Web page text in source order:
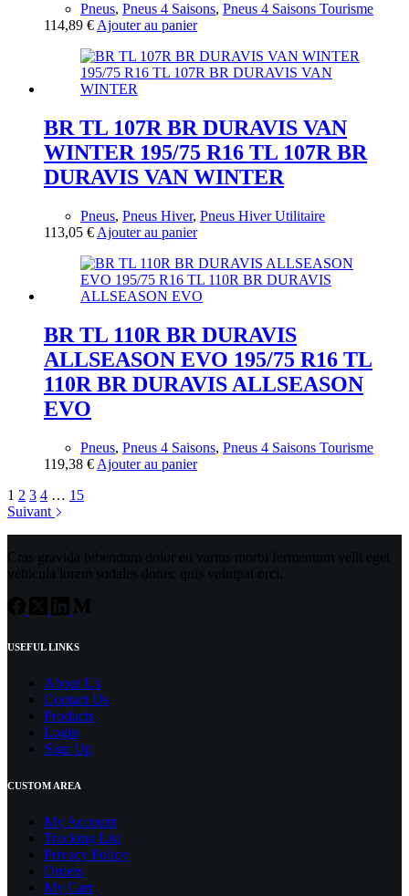
Pneus, Pneus 4 Saisons, Pneus 4 Saisons Tourisme
114,89 € Ajouter au panier
BR TL 107R BR DURAVIS VAN
WINTER 195/75 R16 TL 107R BR
DURAVIS VAN WINTER
Pneus, Pneus Hiver, Pneus Hiver Utilitaire
113,05 € Ajouter au panier
BR TL 110R BR DURAVIS
ALLSEASON EVO 195/75 R16 TL
110R BR DURAVIS ALLSEASON
EVO
Pneus, Pneus 4 Saisons, Pneus 4 Saisons Tourisme
119,38 € Ajouter au panier
1 2 3 4 … 15
Suivant
Cras gravida bibendum dolor eu varius morbi fermentum velit eget
vehicula lorem sodales donec quis volutpat orci.
USEFUL LINKS
About Us
Contact Us
Products
Login
Sign Up
CUSTOM AREA
My Account
Tracking List
Privacy Policy
Orders
My Cart